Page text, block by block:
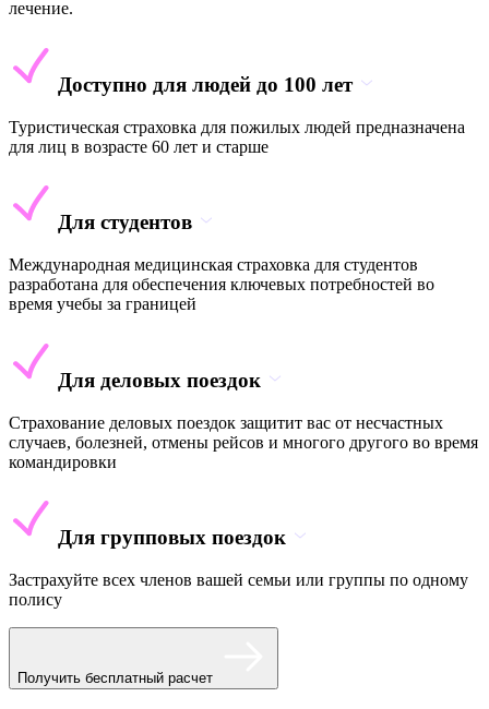
лечение.
Доступно для людей до 100 лет
Туристическая страховка для пожилых людей предназначена
для лиц в возрасте 60 лет и старше
Для студентов
Международная медицинская страховка для студентов
разработана для обеспечения ключевых потребностей во
время учебы за границей
Для деловых поездок
Страхование деловых поездок защитит вас от несчастных
случаев, болезней, отмены рейсов и многого другого во время
командировки
Для групповых поездок
Застрахуйте всех членов вашей семьи или группы по одному
полису
Получить бесплатный расчет